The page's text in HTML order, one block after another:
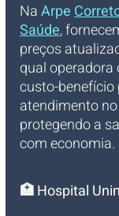
Na Arpe
Saúde,
preços
qual operadora
custo-
atendimento
protegendo a
com economia.
🏥 Hospital